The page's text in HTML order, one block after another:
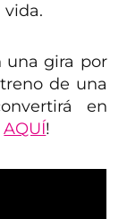
vida.
gira por
de una
en
AQUÍ!